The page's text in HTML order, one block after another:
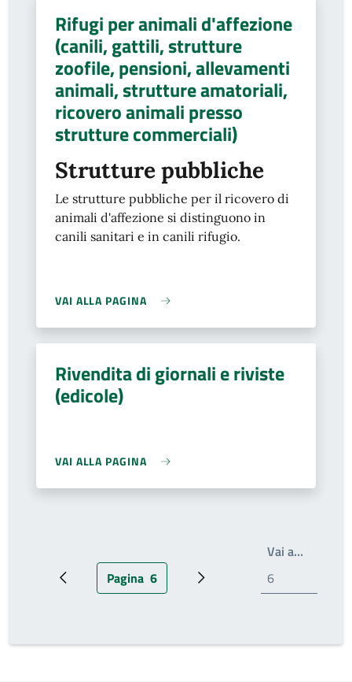
Rifugi per animali d'affezione
(canili, gattili, strutture
zoofile, pensioni, allevamenti
animali, strutture amatoriali,
ricovero animali presso
strutture commerciali)
Strutture pubbliche
Le strutture pubbliche per il ricovero di
animali d'affezione si distinguono in
canili sanitari e in canili rifugio.
VAI ALLA PAGINA
Rivendita di giornali e riviste
(edicole)
VAI ALLA PAGINA
Pagina precedentePagina attuale
Pagina 6 Prossima pagina
Vai a…